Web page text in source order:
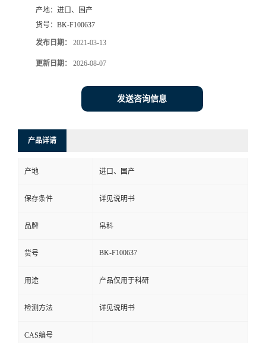
产地： 进口、国产
货号： BK-F100637
发布日期： 2021-03-13
更新日期： 2026-08-07
发送咨询信息
产品详请
产地 进口、国产
保存条件 详见说明书
品牌 帛科
货号 BK-F100637
用途 产品仅用于科研
检测方法 详见说明书
CAS编号